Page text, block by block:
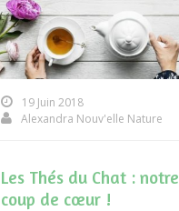
19 Juin 2018
Alexandra Nouv'elle Nature
Les Thés du Chat : notre
coup de cœur !